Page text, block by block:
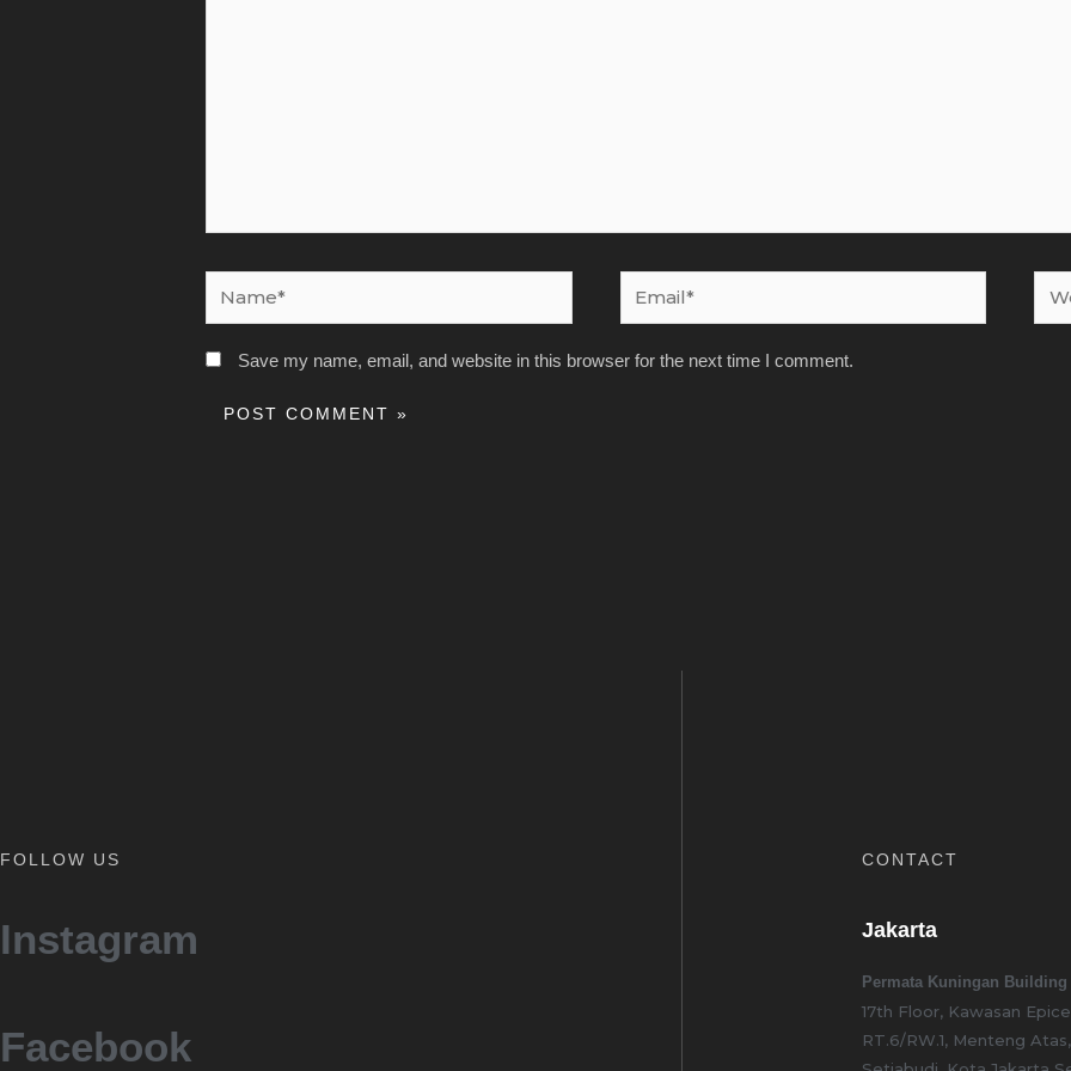
Save my name, email, and website in this browser for the next time I comment.
FOLLOW US
Instagram
Facebook
CONTACT
Jakarta
Permata Kuningan Building
17th Floor, Kawasan
RT.6/RW.1, Menteng